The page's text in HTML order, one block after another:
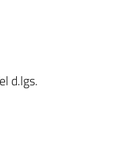
d.lgs.